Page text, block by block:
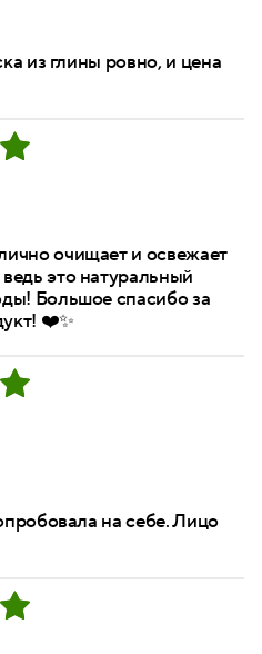
из глины ровно, и цена
очищает и освежает
это натуральный
Большое спасибо за
❤️✨
на себе. Лицо